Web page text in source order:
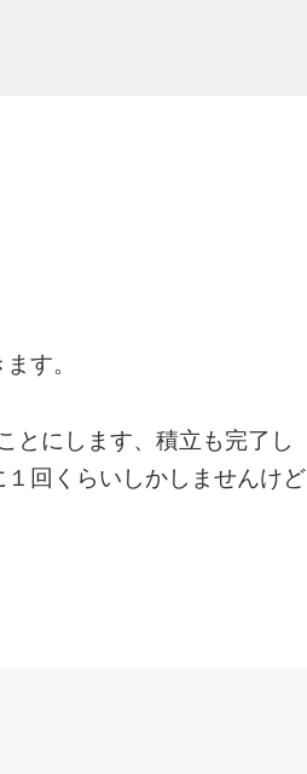
す。
とにします、積立も完了し
回くらいしかしませんけど